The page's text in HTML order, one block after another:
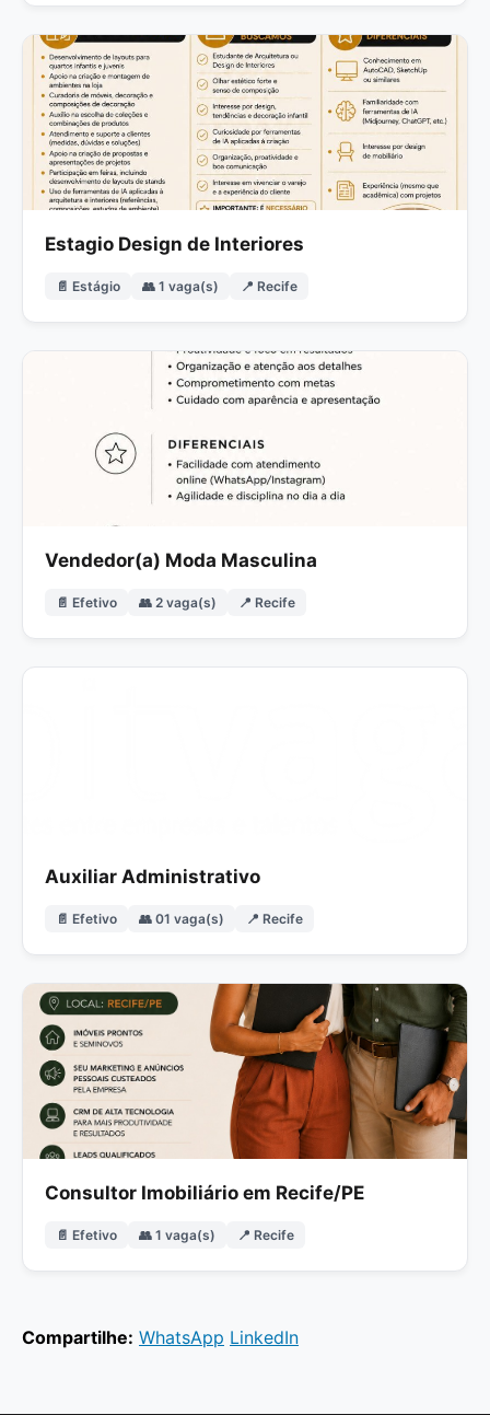
Estagio Design de Interiores
📄 Estágio 👥 1 vaga(s) 📍 Recife
Vendedor(a) Moda Masculina
📄 Efetivo 👥 2 vaga(s) 📍 Recife
Auxiliar Administrativo
📄 Efetivo 👥 01 vaga(s) 📍 Recife
Consultor Imobiliário em Recife/PE
📄 Efetivo 👥 1 vaga(s) 📍 Recife
Compartilhe: WhatsApp LinkedIn